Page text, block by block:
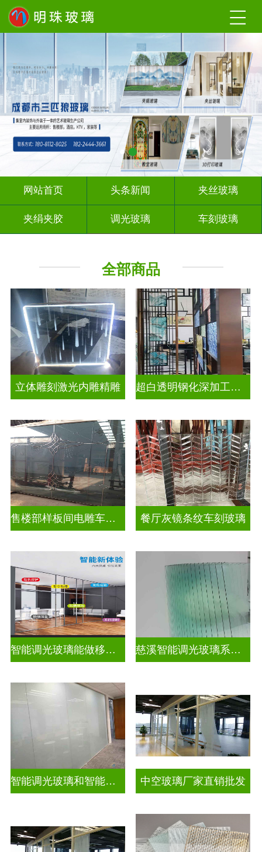
网站首页 头条新闻 夹丝玻璃
夹绢夹胶 调光玻璃 车刻玻璃
全部商品
立体雕刻激光内雕精雕 超白透明钢化深加工激光内雕发光艺术玻璃
售楼部样板间电雕车刻玻璃 餐厅灰镜条纹车刻玻璃
智能调光玻璃能做移动电源吗 慈溪智能调光玻璃系统隔断拆装
智能调光玻璃和智能智能调光玻璃电控玻璃一样吗 中空玻璃厂家直销批发